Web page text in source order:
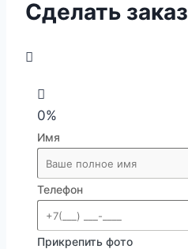
Сделать заказ
0%
Имя
Телефон
Прикрепить фото